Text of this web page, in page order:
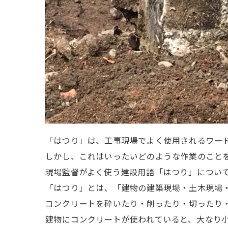
「はつり」は、工事現場でよく使用されるワー
しかし、これはいったいどのような作業のこと
現場監督がよく使う建設用語「はつり」につい
「はつり」とは、「建物の建築現場・土木現場
コンクリートを砕いたり・削ったり・切ったり
建物にコンクリートが使われていると、大なり